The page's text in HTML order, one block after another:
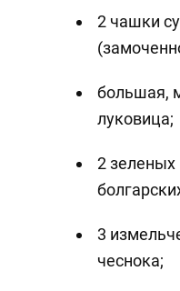
2 чашки
большая,
луковица;
2
3
чеснока;